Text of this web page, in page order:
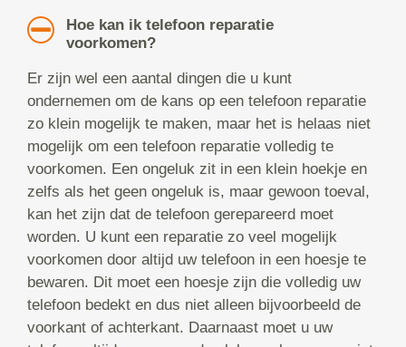
Hoe kan ik telefoon reparatie
voorkomen?
Er zijn wel een aantal dingen die u kunt
ondernemen om de kans op een telefoon reparatie
zo klein mogelijk te maken, maar het is helaas niet
mogelijk om een telefoon reparatie volledig te
voorkomen. Een ongeluk zit in een klein hoekje en
zelfs als het geen ongeluk is, maar gewoon toeval,
kan het zijn dat de telefoon gerepareerd moet
worden. U kunt een reparatie zo veel mogelijk
voorkomen door altijd uw telefoon in een hoesje te
bewaren. Dit moet een hoesje zijn die volledig uw
telefoon bedekt en dus niet alleen bijvoorbeeld de
voorkant of achterkant. Daarnaast moet u uw